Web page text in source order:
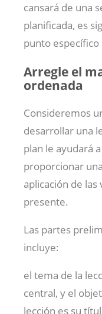
cansará de una
planificada, es
punto específico
Arregle el
ordenada
Consideremos
desarrollar una
plan le ayudará
proporcionar
aplicación de
presente.
Las partes
incluye:
el tema de la
central, y el
lección es su